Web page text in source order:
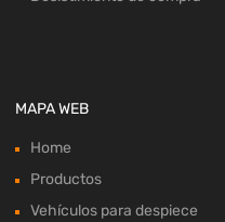
MAPA WEB
Home
Productos
Vehículos para despiece